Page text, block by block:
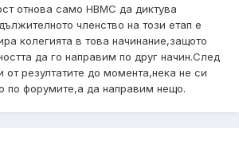
отнова само НВМС да диктува
членство на този етап е
колегията в това начинание,защото
да го направим по друг начин.След
от резултатите до момента,нека не си
по форумите,а да направим нещо.